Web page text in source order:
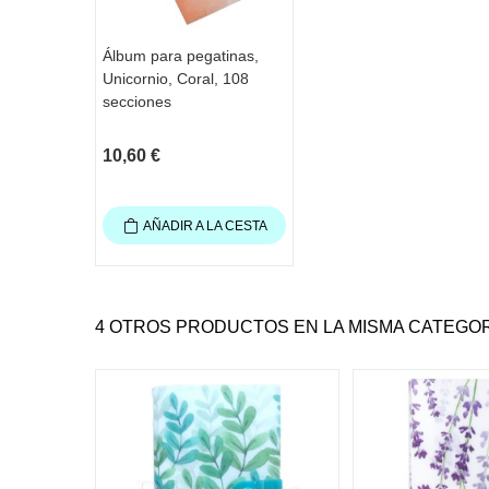
Álbum para pegatinas,
Unicornio, Coral, 108
secciones
10,60 €
AÑADIR A LA CESTA
4 OTROS PRODUCTOS EN LA MISMA